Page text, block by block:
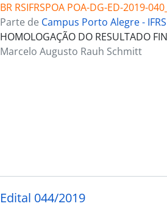
BR RSIFRSPOA POA-DG-ED-2019-
Parte de Campus Porto Alegre - IFRS
HOMOLOGAÇÃO DO RESULTADO
Marcelo Augusto Rauh Schmitt
Edital 044/2019